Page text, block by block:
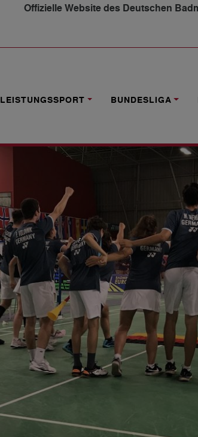
Offizielle Website des Deutschen
LEISTUNGSSPORT BUNDESLIGA